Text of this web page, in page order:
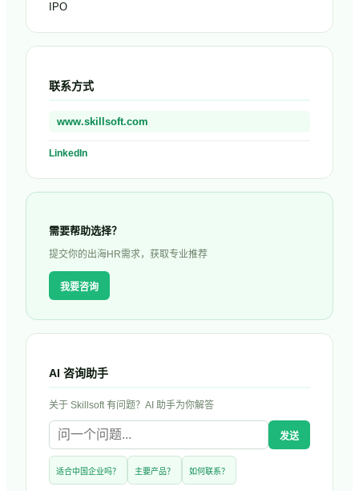
IPO
联系方式
www.skillsoft.com
LinkedIn
需要帮助选择？
提交你的出海HR需求，获取专业推荐
我要咨询
AI 咨询助手
关于 Skillsoft有问题？AI 助手为你解答
发送
适合中国企业吗？ 主要产品？ 如何联系？